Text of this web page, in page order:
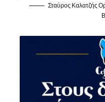
Σταύρος Καλατζής